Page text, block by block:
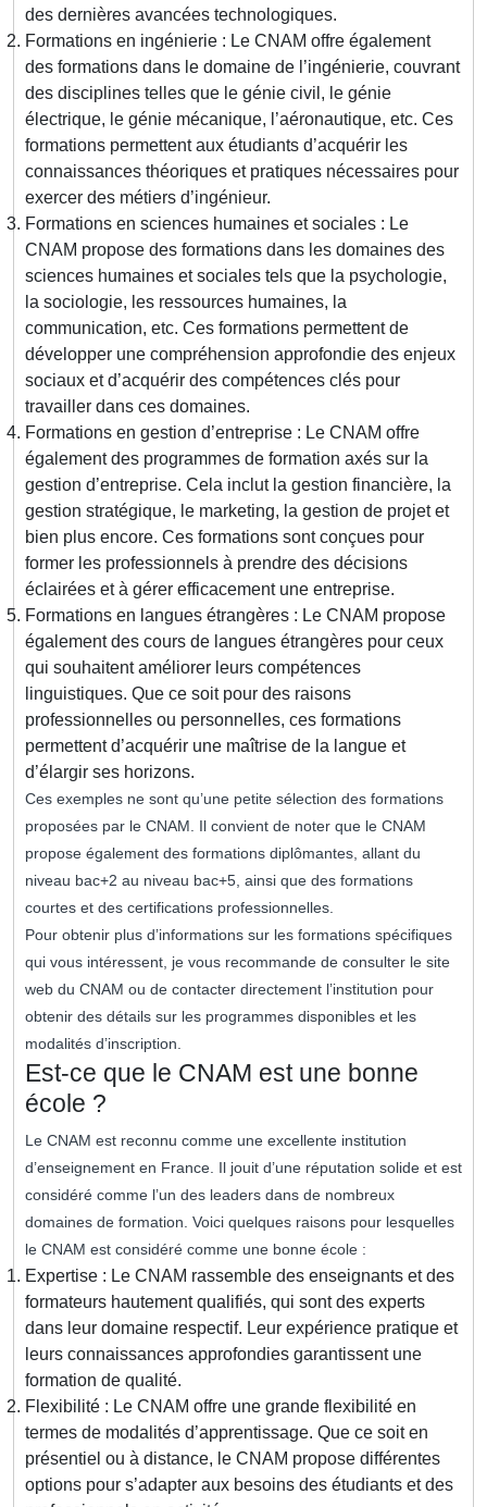
des dernières avancées technologiques.
Formations en ingénierie : Le CNAM offre également
des formations dans le domaine de l’ingénierie, couvrant
des disciplines telles que le génie civil, le génie
électrique, le génie mécanique, l’aéronautique, etc. Ces
formations permettent aux étudiants d’acquérir les
connaissances théoriques et pratiques nécessaires pour
exercer des métiers d’ingénieur.
Formations en sciences humaines et sociales : Le
CNAM propose des formations dans les domaines des
sciences humaines et sociales tels que la psychologie,
la sociologie, les ressources humaines, la
communication, etc. Ces formations permettent de
développer une compréhension approfondie des enjeux
sociaux et d’acquérir des compétences clés pour
travailler dans ces domaines.
Formations en gestion d’entreprise : Le CNAM offre
également des programmes de formation axés sur la
gestion d’entreprise. Cela inclut la gestion financière, la
gestion stratégique, le marketing, la gestion de projet et
bien plus encore. Ces formations sont conçues pour
former les professionnels à prendre des décisions
éclairées et à gérer efficacement une entreprise.
Formations en langues étrangères : Le CNAM propose
également des cours de langues étrangères pour ceux
qui souhaitent améliorer leurs compétences
linguistiques. Que ce soit pour des raisons
professionnelles ou personnelles, ces formations
permettent d’acquérir une maîtrise de la langue et
d’élargir ses horizons.
Ces exemples ne sont qu’une petite sélection des formations
proposées par le CNAM. Il convient de noter que le CNAM
propose également des formations diplômantes, allant du
niveau bac+2 au niveau bac+5, ainsi que des formations
courtes et des certifications professionnelles.
Pour obtenir plus d’informations sur les formations spécifiques
qui vous intéressent, je vous recommande de consulter le site
web du CNAM ou de contacter directement l’institution pour
obtenir des détails sur les programmes disponibles et les
modalités d’inscription.
Est-ce que le CNAM est une bonne
école ?
Le CNAM est reconnu comme une excellente institution
d’enseignement en France. Il jouit d’une réputation solide et est
considéré comme l’un des leaders dans de nombreux
domaines de formation. Voici quelques raisons pour lesquelles
le CNAM est considéré comme une bonne école :
Expertise : Le CNAM rassemble des enseignants et des
formateurs hautement qualifiés, qui sont des experts
dans leur domaine respectif. Leur expérience pratique et
leurs connaissances approfondies garantissent une
formation de qualité.
Flexibilité : Le CNAM offre une grande flexibilité en
termes de modalités d’apprentissage. Que ce soit en
présentiel ou à distance, le CNAM propose différentes
options pour s’adapter aux besoins des étudiants et des